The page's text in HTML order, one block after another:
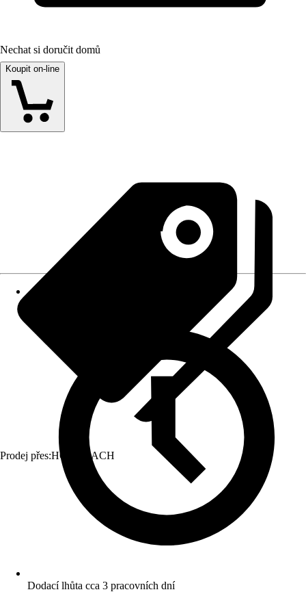
Nechat si doručit domů
Koupit on-line
Prodej přes:HORNBACH
Dodací lhůta cca 3 pracovních dní